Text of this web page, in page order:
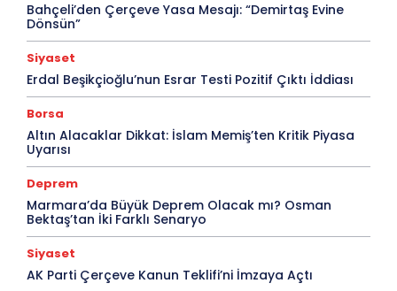
Bahçeli’den Çerçeve Yasa Mesajı: “Demirtaş Evine
Dönsün”
Siyaset
Erdal Beşikçioğlu’nun Esrar Testi Pozitif Çıktı İddiası
Borsa
Altın Alacaklar Dikkat: İslam Memiş’ten Kritik Piyasa
Uyarısı
Deprem
Marmara’da Büyük Deprem Olacak mı? Osman
Bektaş’tan İki Farklı Senaryo
Siyaset
AK Parti Çerçeve Kanun Teklifi’ni İmzaya Açtı